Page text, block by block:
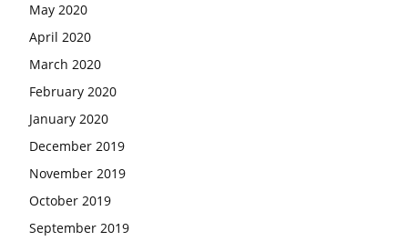
May 2020
April 2020
March 2020
February 2020
January 2020
December 2019
November 2019
October 2019
September 2019